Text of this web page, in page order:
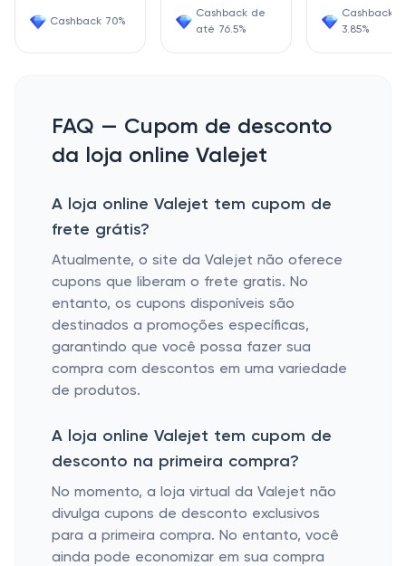
Cashback 70%
Cashback de
até 76.5%
Cashback
3.85%
FAQ — Cupom de desconto
da loja online Valejet
A loja online Valejet tem cupom de
frete grátis?
Atualmente, o site da Valejet não oferece
cupons que liberam o frete gratis. No
entanto, os cupons disponíveis são
destinados a promoções específicas,
garantindo que você possa fazer sua
compra com descontos em uma variedade
de produtos.
A loja online Valejet tem cupom de
desconto na primeira compra?
No momento, a loja virtual da Valejet não
divulga cupons de desconto exclusivos
para a primeira compra. No entanto, você
ainda pode economizar em sua compra